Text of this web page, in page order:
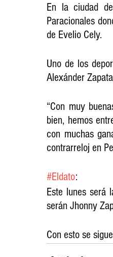
En la ciudad
Paracionales
de Evelio Cely.
Uno de los
Alexánder
“Con muy
bien, hemos
con muchas
contrarreloj en
#Eldato:
Este lunes será
serán Jhonny
Con esto se